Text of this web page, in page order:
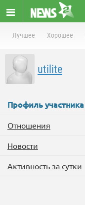
Лучшее Хорошее
utilite
Профиль участника
Отношения
Новости
Активность за сутки